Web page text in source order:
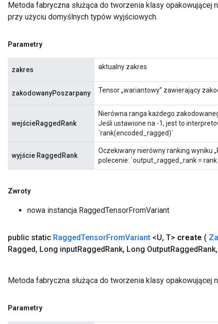
Metoda fabryczna służąca do tworzenia klasy opakowującej
przy użyciu domyślnych typów wyjściowych.
Parametry
zakres aktualny zakres
zakodowanyPoszarpany Tensor „wariantowy” zawierający
wejścieRaggedRank
Nierówna ranga każdego
Jeśli ustawione na -1, jest to
`rank(encoded_ragged)`
wyjście RaggedRank
Oczekiwany nierówny ranking wyniku
polecenie: `output_ragged_rank =
Zwroty
nowa instancja RaggedTensorFromVariant
public static RaggedTensorFromVariant <U, T> create (
Ragged, Long inputRaggedRank, Long OutputRaggedRank,
Metoda fabryczna służąca do tworzenia klasy opakowującej
Parametry